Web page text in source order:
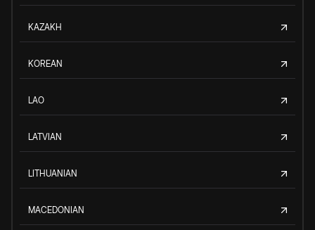
KAZAKH
KOREAN
LAO
LATVIAN
LITHUANIAN
MACEDONIAN